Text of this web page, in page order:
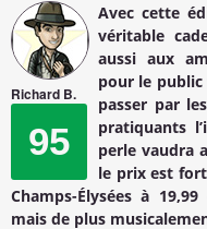
Richard B.
95
Avec cette
véritable
aussi aux
pour le public
passer par
pratiquants
perle vaudra
le prix est
Champs-Élysées à
mais de plus